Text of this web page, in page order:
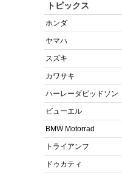
トピックス
ホンダ
ヤマハ
スズキ
カワサキ
ハーレーダビッドソン
ビューエル
BMW Motorrad
トライアンフ
ドゥカティ